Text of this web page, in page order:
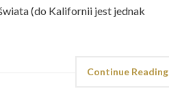
(do Kalifornii jest jednak
Continue Reading